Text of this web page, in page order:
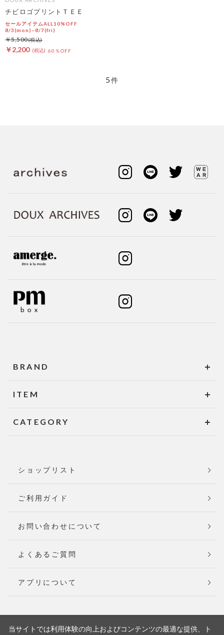
チビロゴプリントＴＥＥ
セールアイテムALL10%OFF
8/3(mon)~8/7(fri)
￥2,200 60％OFF
￥5,500
5件
BRAND
ITEM
CATEGORY
ショップリスト
ご利用ガイド
お問い合わせについて
よくあるご質問
アプリについて
当サイトでは利用体験の向上およびコンテンツの最適な提供、ト